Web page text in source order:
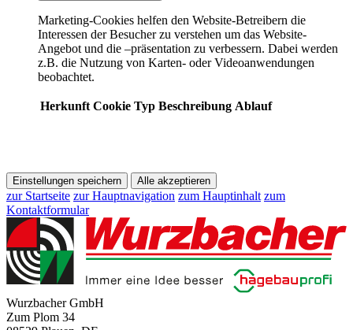
Marketing-Cookies helfen den Website-Betreibern die
Interessen der Besucher zu verstehen um das Website-
Angebot und die –präsentation zu verbessern. Dabei werden
z.B. die Nutzung von Karten- oder Videoanwendungen
beobachtet.
Herkunft Cookie Typ Beschreibung Ablauf
Einstellungen speichern Alle akzeptieren
zur Startseite zur Hauptnavigation zum Hauptinhalt zum
Kontaktformular
Wurzbacher GmbH
Zum Plom 34